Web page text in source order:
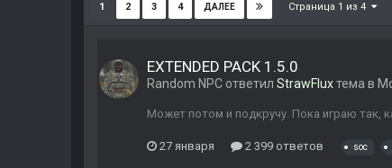
1 2 3 4 ДАЛЕЕ Страница 1 из 4
EXTENDED PACK 1.5.0
Random NPC ответил StrawFluxтема в
Может потом и подкручу. Пока играю так,
27 января 2 399 ответов soc